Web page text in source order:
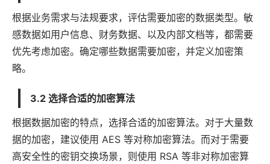
根据业务需求与法规要求，评估需要加密的数据类型。敏
感数据如用户信息、财务数据、以及内部文档等，都需要
优先考虑加密。确定哪些数据需要加密，并定义加密策
略。
3.2 选择合适的加密算法
根据数据加密的特点，选择合适的加密算法。对于大量数
据的加密，建议使用 AES 等对称加密算法。而对于需要
高安全性的密钥交换场景，则使用 RSA 等非对称加密算